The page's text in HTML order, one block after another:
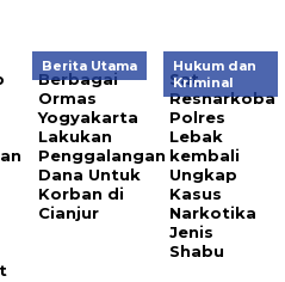
Berita Utama
Berbagai
Ormas
Yogyakarta
Lakukan
Penggalangan
Dana Untuk
Korban di
Cianjur
Hukum dan
Kriminal
Sat
Resnarkoba
Polres
Lebak
kembali
Ungkap
Kasus
Narkotika
Jenis
Shabu